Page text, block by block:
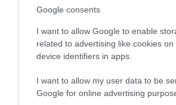
Google consents
I want to allow Google to enable
related to advertising like cookies on
device identifiers in apps.
I want to allow my user data to be
Google for online advertising